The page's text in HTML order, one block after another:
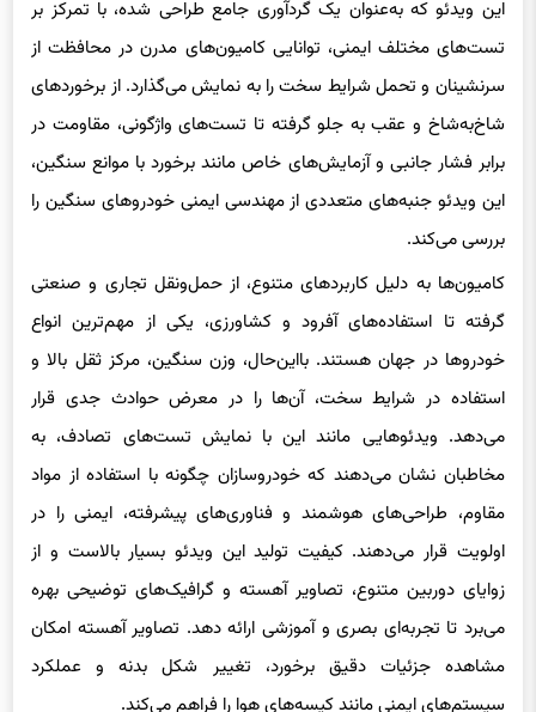
سرنشینان و تحمل شرایط سخت را به نمایش می‌گذارد. از برخوردهای
شاخ‌به‌شاخ و عقب به جلو گرفته تا تست‌های واژگونی، مقاومت در
برابر فشار جانبی و آزمایش‌های خاص مانند برخورد با موانع سنگین،
این ویدئو جنبه‌های متعددی از مهندسی ایمنی خودروهای سنگین را
بررسی می‌کند.
کامیون‌ها به دلیل کاربردهای متنوع، از حمل‌ونقل تجاری و صنعتی
گرفته تا استفاده‌های آفرود و کشاورزی، یکی از مهم‌ترین انواع
خودروها در جهان هستند. بااین‌حال، وزن سنگین، مرکز ثقل بالا و
استفاده در شرایط سخت، آن‌ها را در معرض حوادث جدی قرار
می‌دهد. ویدئوهایی مانند این با نمایش تست‌های تصادف، به
مخاطبان نشان می‌دهند که خودروسازان چگونه با استفاده از مواد
مقاوم، طراحی‌های هوشمند و فناوری‌های پیشرفته، ایمنی را در
اولویت قرار می‌دهند. کیفیت تولید این ویدئو بسیار بالاست و از
زوایای دوربین متنوع، تصاویر آهسته و گرافیک‌های توضیحی بهره
می‌برد تا تجربه‌ای بصری و آموزشی ارائه دهد. تصاویر آهسته امکان
مشاهده جزئیات دقیق برخورد، تغییر شکل بدنه و عملکرد
سیستم‌های ایمنی مانند کیسه‌های هوا را فراهم می‌کند.
میانگین امتیازات۵ از ۵